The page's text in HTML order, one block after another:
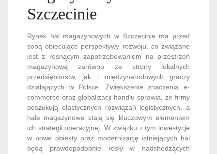
Szczecinie
Rynek hal magazynowych w Szczecinie ma przed
sobą obiecujące perspektywy rozwoju, co związane
jest z rosnącym zapotrzebowaniem na przestrzeń
magazynową zarówno ze strony lokalnych
przedsiębiorstw, jak i międzynarodowych graczy
działających w Polsce. Zwiększenie znaczenia e-
commerce oraz globalizacji handlu sprawia, że firmy
poszukują elastycznych rozwiązań logistycznych, a
hale magazynowe stają się kluczowym elementem
ich strategii operacyjnej. W związku z tym inwestycje
w nowe obiekty oraz modernizację istniejących hal
będą prawdopodobnie rosły w nadchodzących